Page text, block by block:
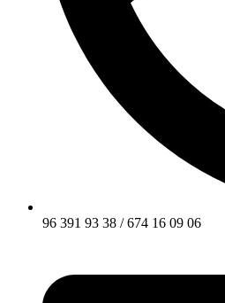
96 391 93 38 / 674 16 09 06